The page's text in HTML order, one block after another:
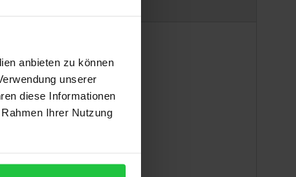
anbieten zu können
unserer
diese Informationen
Ihrer Nutzung